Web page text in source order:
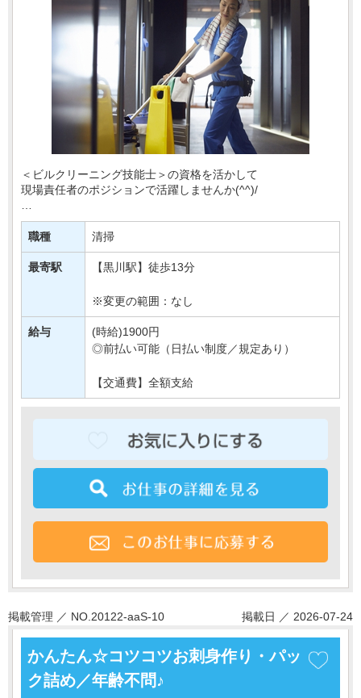
＜ビルクリーニング技能士＞の資格を活かして
現場責任者のポジションで活躍しませんか(^^)/
『腰を据えて安定的に働ける場所を探してる』
『そろそろ正社員として働き始めたい』 そんな方におすす
め！
職種 清掃
最寄駅 【黒川駅】徒歩13分
※変更の範囲：なし
給与
(時給)1900円
◎前払い可能（日払い制度／規定あり）
【交通費】全額支給
掲載管理 ／ NO.20122-aaS-10 掲載日 ／ 2026-07-24
かんたん☆コツコツお刺身作り・パッ
ク詰め／年齢不問♪